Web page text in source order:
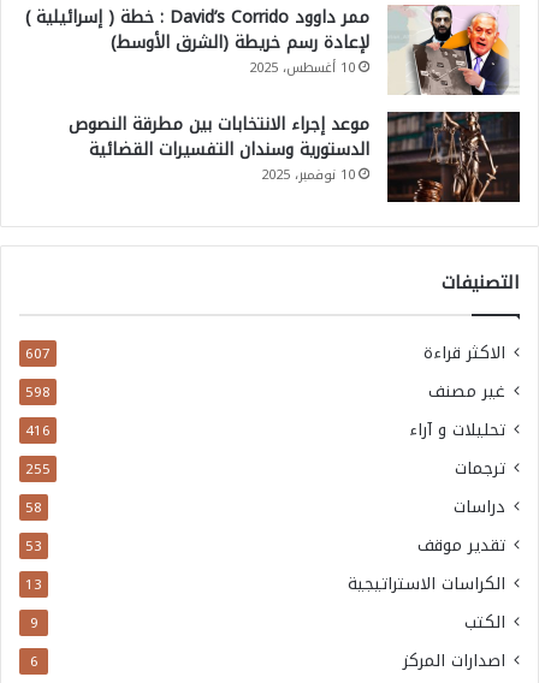
ممر داوود David’s Corrido : خطة ( إسرائيلية )
لإعادة رسم خريطة (الشرق الأوسط)
10 أغسطس، 2025
موعد إجراء الانتخابات بين مطرقة النصوص
الدستورية وسندان التفسيرات القضائية
10 نوفمبر، 2025
التصنيفات
الاكثر قراءة 607
غير مصنف 598
تحليلات و آراء 416
ترجمات 255
دراسات 58
تقدير موقف 53
الكراسات الاستراتيجية 13
الكتب 9
اصدارات المركز 6